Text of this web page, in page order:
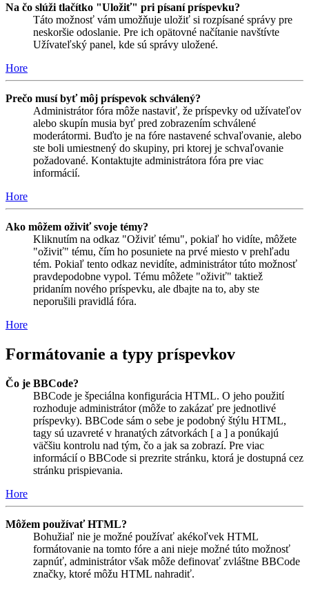
Na čo slúži tlačítko "Uložiť" pri písaní príspevku?
Táto možnosť vám umožňuje uložiť si rozpísané správy pre
neskoršie odoslanie. Pre ich opätovné načítanie navštívte
Užívateľský panel, kde sú správy uložené.
Hore
Prečo musí byť môj príspevok schválený?
Administrátor fóra môže nastaviť, že príspevky od užívateľov
alebo skupín musia byť pred zobrazením schválené
moderátormi. Buďto je na fóre nastavené schvaľovanie, alebo
ste boli umiestnený do skupiny, pri ktorej je schvaľovanie
požadované. Kontaktujte administrátora fóra pre viac
informácií.
Hore
Ako môžem oživiť svoje témy?
Kliknutím na odkaz "Oživiť tému", pokiaľ ho vidíte, môžete
"oživiť" tému, čím ho posuniete na prvé miesto v prehľadu
tém. Pokiaľ tento odkaz nevidíte, administrátor túto možnosť
pravdepodobne vypol. Tému môžete "oživiť" taktiež
pridaním nového príspevku, ale dbajte na to, aby ste
neporušili pravidlá fóra.
Hore
Formátovanie a typy príspevkov
Čo je BBCode?
BBCode je špeciálna konfigurácia HTML. O jeho použití
rozhoduje administrátor (môže to zakázať pre jednotlivé
príspevky). BBCode sám o sebe je podobný štýlu HTML,
tagy sú uzavreté v hranatých zátvorkách [ a ] a ponúkajú
väčšiu kontrolu nad tým, čo a jak sa zobrazí. Pre viac
informácií o BBCode si prezrite stránku, ktorá je dostupná cez
stránku prispievania.
Hore
Môžem používať HTML?
Bohužiaľ nie je možné používať akékoľvek HTML
formátovanie na tomto fóre a ani nieje možné túto možnosť
zapnúť, administrátor však môže definovať zvláštne BBCode
značky, ktoré môžu HTML nahradiť.